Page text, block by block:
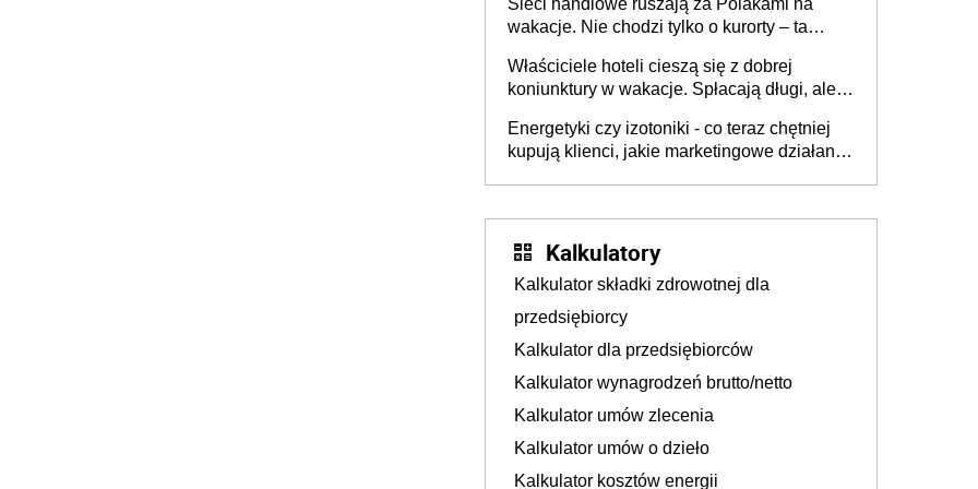
Sieci handlowe ruszają za Polakami na
wakacje. Nie chodzi tylko o kurorty – ta
tam, gdzie wielu spędzi urlop po cichu
Właściciele hoteli cieszą się z dobrej
koniunktury w wakacje. Spłacają długi, ale
Energetyki czy izotoniki - co teraz chętniej
kupują klienci, jakie marketingowe działania
Kalkulatory
Kalkulator składki zdrowotnej dla
przedsiębiorcy
Kalkulator dla przedsiębiorców
Kalkulator wynagrodzeń brutto/netto
Kalkulator umów zlecenia
Kalkulator umów o dzieło
Kalkulator kosztów energii